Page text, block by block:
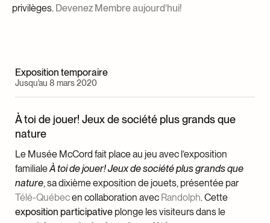
privilèges. Devenez Membre aujourd’hui!
Exposition temporaire
Jusqu'au 8 mars 2020
À toi de jouer! Jeux de société plus grands que
nature
Le Musée McCord fait place au jeu avec l’exposition
familialeÀ toi de jouer! Jeux de société plus grands que
nature, sa dixième exposition de jouets, présentée par
Télé-Québecen collaboration avec Randolph. Cette
exposition participative plonge les visiteurs dans le